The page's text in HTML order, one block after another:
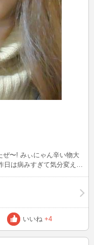
ぜ〜! みぃにゃん辛い物大
は病みすぎて気分変えた
う
いいね +4